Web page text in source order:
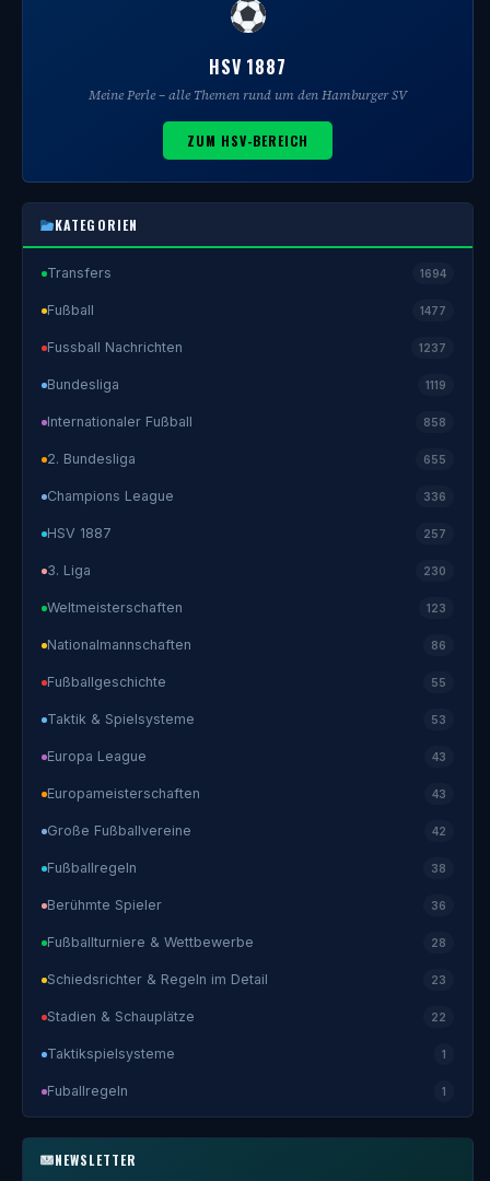
HSV 1887
Meine Perle – alle Themen rund um den Hamburger SV
ZUM HSV-BEREICH
KATEGORIEN
Transfers 1694
Fußball 1477
Fussball Nachrichten 1237
Bundesliga 1119
Internationaler Fußball 858
2. Bundesliga 655
Champions League 336
HSV 1887 257
3. Liga 230
Weltmeisterschaften 123
Nationalmannschaften 86
Fußballgeschichte 55
Taktik & Spielsysteme 53
Europa League 43
Europameisterschaften 43
Große Fußballvereine 42
Fußballregeln 38
Berühmte Spieler 36
Fußballturniere & Wettbewerbe 28
Schiedsrichter & Regeln im Detail 23
Stadien & Schauplätze 22
Taktikspielsysteme 1
Fuballregeln 1
NEWSLETTER